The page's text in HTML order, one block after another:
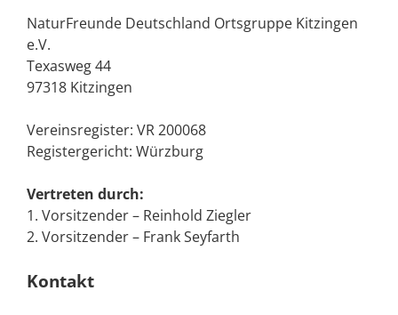
NaturFreunde Deutschland Ortsgruppe Kitzingen
e.V.
Texasweg 44
97318 Kitzingen
Vereinsregister: VR 200068
Registergericht: Würzburg
Vertreten durch:
1. Vorsitzender – Reinhold Ziegler
2. Vorsitzender – Frank Seyfarth
Kontakt